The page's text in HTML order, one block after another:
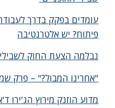
עומדים בפקק בדרך
פיתוח? יש אלטרנטיבה
נבלמה הצעת החוק לשבילי
"אחרינו המבול?" – פרק
מדוע הוזנק מירוץ הג'ירו